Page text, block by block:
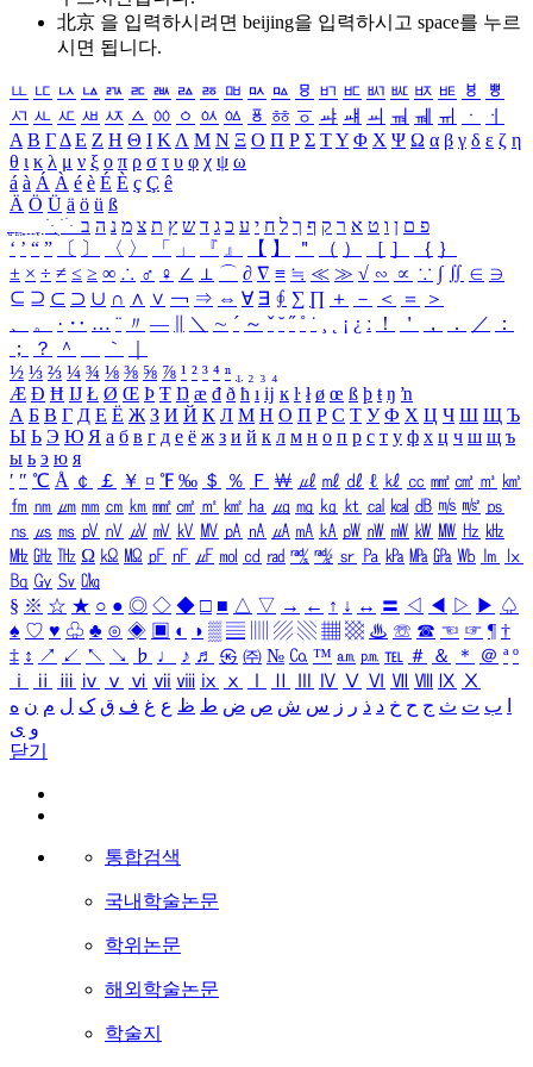
北京 을 입력하시려면 beijing을 입력하시고 space를 누르
시면 됩니다.
ㅥ ㅦ ㅧ ㅨ ㅩ ㅪ ㅫ ㅬ ㅭ ㅮ ㅯ ㅰ ㅱ ㅲ ㅳ ㅴ ㅵ ㅶ ㅷ ㅸ
ㅹ
ㅺ ㅻ ㅼ ㅽ ㅾ ㅿ ㆀ ㆁ ㆂ ㆃ ㆄ ㆅ ㆆ ㆇ ㆈ ㆉ ㆊ ㆋ ㆌ ㆍ
ㆎ
Α Β ΓΔ Ε Ζ Η Θ Ι ΚΛ Μ Ν Ξ Ο Π Ρ Σ ΤΥ Φ Χ Ψ Ω α β γ δ ε ζ η
θ ι κ λ μ ν ξ ο π ρ σ τ υ φ χ ψ ω
á à Á À é è É È ç Ç ê
Ä Ö Ü ä ö ü ß
ִֶֹ ֻּ ׁׂ פ ם ן ו ט א ר ק ף ך ל ח י ע כ ג ד ש ץ ת צ מ נ ה ב
‘ ’ “ ” 〔 〕 〈 〉 「 」 『 』 【 】 ＂ （ ） ［ ］ ｛ ｝
± × ÷ ≠ ≤ ≥ ∞ ∴ ♂ ♀ ∠ ⊥ ⌒ ∂ ∇ ≡ ≒ ≪ ≫ √ ∽ ∝ ∵ ∫ ∬ ∈ ∋
⊆ ⊇ ⊂ ⊃ ∪ ∩ ∧ ∨ ￢ ⇒ ⇔ ∀ ∃ ∮ ∑ ∏ ＋ － ＜ ＝
＞
、
。 · ‥ … ¨ 〃 ― ＼ ∼ ´ ～ ˇ ˘ ˝ ˚ ˙ ¸ ¡ ¿ ː ！ ＇ ， ． ／
：
；
？ ＾ ｀
½ ⅓ ⅔ ¼ ¾ ⅛ ⅜ ⅝ ⅞ ¹ ² ³ ⁴ ⁿ ₁ ₂ ₃ ₄
Æ Ð Ħ Ĳ Ł Ø Œ Þ Ŧ Ŋ æ đ ð ħ ı ĳ ĸ ŀ ł ø œ ß þ ŧ ŋ ŉ
А Б В Г Д Е Ё Ж З И Й К Л М Н О П Р С Т У Ф Х Ц Ч Ш Щ Ъ
Ы Ь Э Ю Я а б в г д е ё ж з и й к л м н о п р с т у ф х ц ч ш щ ъ
ы ь э ю я
′ ″ ℃ Å ￠ ￡ ￥ ¤ ℉ ‰ ＄ ％ Ｆ ￦ ㎕ ㎖ ㎗ ℓ ㎘ ㏄ ㎣ ㎤ ㎥ ㎦
㎙ ㎚ ㎛ ㎜ ㎝ ㎞ ㎟ ㎠ ㎡ ㎢ ㏊ ㎍ ㎎ ㎏ ㏏ ㎈ ㎉ ㏈ ㎧ ㎨ ㎰
㎱ ㎲ ㎳ ㎴ ㎵ ㎶ ㎷ ㎸ ㎹ ㎀ ㎁ ㎂ ㎃ ㎄ ㎺ ㎻ ㎽ ㎾ ㎿ ㎐ ㎑
㎒ ㎓ ㎔ Ω ㏀ ㏁ ㎊ ㎋ ㎌ ㏖ ㏅ ㎭ ㎮ ㎯ ㏛ ㎩ ㎪ ㎫ ㎬ ㏝ ㏐
㏓
㏃ ㏉ ㏜ ㏆
§ ※ ☆ ★ ○ ● ◎ ◇ ◆ □ ■ △ ▽ → ← ↑ ↓ ↔ 〓 ◁ ◀ ▷ ▶ ♤
♠ ♡ ♥ ♧ ♣ ⊙ ◈ ▣ ◐ ◑ ▒ ▤ ▨ ▧ ▦ ▩ ♨ ☏ ☎ ☜ ☞ ¶ †
‡ ↕ ↗ ↙ ↖ ↘ ♭ ♩ ♪ ♬ ㉿ ㈜ № ㏇ ™ ㏂ ㏘ ℡ ＃ ＆ ＊ ＠ ª º
ⅰ
ⅱ ⅲ ⅳ ⅴ ⅵ ⅶ ⅷ ⅸ ⅹ Ⅳ Ⅴ Ⅵ Ⅶ Ⅷ Ⅸ Ⅹ
ب ت ث ج ح خ د ذ ر ز س ش ص ض ط ظ ع غ ف ق ک ل م ن ه
و ی
닫기
통합검색
국내학술논문
학위논문
해외학술논문
학술지